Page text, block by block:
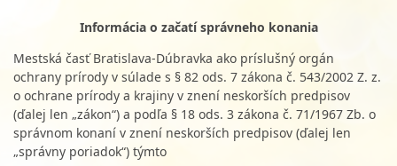
Informácia o začatí správneho konania
Mestská časť Bratislava-Dúbravka ako príslušný orgán
ochrany prírody v súlade s § 82 ods. 7 zákona č. 543/2002 Z. z.
o ochrane prírody a krajiny v znení neskorších predpisov
(ďalej len „zákon“) a podľa § 18 ods. 3 zákona č. 71/1967 Zb. o
správnom konaní v znení neskorších predpisov (ďalej len
„správny poriadok“) týmto